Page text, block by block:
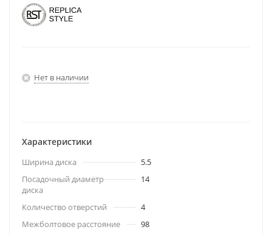
Нет в наличии
Характеристики
Ширина диска
5.5
Посадочный диаметр
диска
14
Количество отверстий
4
Межболтовое расстояние
98